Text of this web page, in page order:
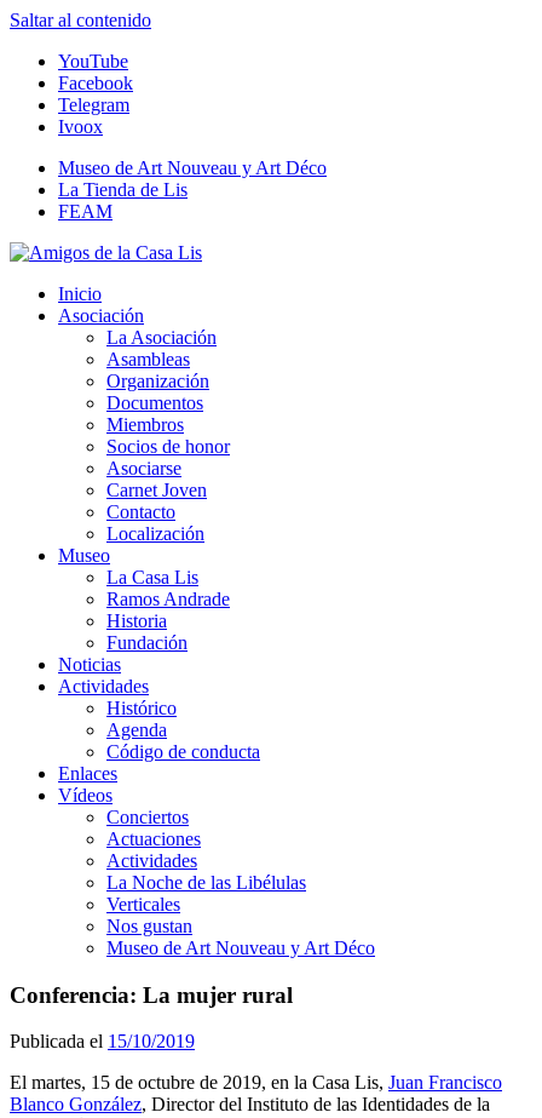
Saltar al contenido
YouTube
Facebook
Telegram
Ivoox
Museo de Art Nouveau y Art Déco
La Tienda de Lis
FEAM
Amigos de la Casa Lis
Inicio
Asociación
La Asociación
Asambleas
Organización
Documentos
Miembros
Socios de honor
Asociarse
Carnet Joven
Contacto
Localización
Museo
La Casa Lis
Ramos Andrade
Historia
Fundación
Noticias
Actividades
Histórico
Agenda
Código de conducta
Enlaces
Vídeos
Conciertos
Actuaciones
Actividades
La Noche de las Libélulas
Verticales
Nos gustan
Museo de Art Nouveau y Art Déco
Conferencia: La mujer rural
Publicada el 15/10/2019
El martes, 15 de octubre de 2019, en la Casa Lis, Juan Francisco
Blanco González, Director del Instituto de las Identidades de la